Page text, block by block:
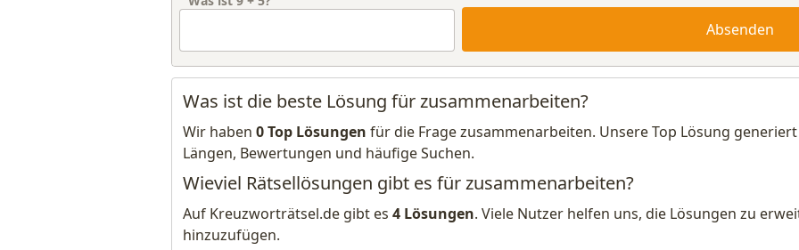
Absenden
Was ist die beste Lösung für zusammenarbeiten?
Wir haben 0 Top Lösungen für die Frage zusammenarbeiten. Unsere Top Lösung
Längen, Bewertungen und häufige Suchen.
Wieviel Rätsellösungen gibt es für zusammenarbeiten?
Auf Kreuzworträtsel.de gibt es 4 Lösungen. Viele Nutzer helfen uns, die Lösungen zu
hinzuzufügen.